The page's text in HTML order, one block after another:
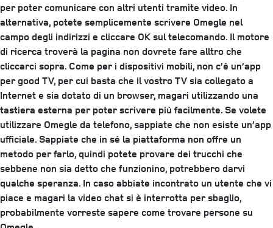
per poter comunicare con altri utenti tramite video. In
alternativa, potete semplicemente scrivere Omegle nel
campo degli indirizzi e cliccare OK sul telecomando. Il motore
di ricerca troverà la pagina non dovrete fare alltro che
cliccarci sopra. Come per i dispositivi mobili, non c’è un’app
per good TV, per cui basta che il vostro TV sia collegato a
Internet e sia dotato di un browser, magari utilizzando una
tastiera esterna per poter scrivere più facilmente. Se volete
utilizzare Omegle da telefono, sappiate che non esiste un’app
ufficiale. Sappiate che in sé la piattaforma non offre un
metodo per farlo, quindi potete provare dei trucchi che
sebbene non sia detto che funzionino, potrebbero darvi
qualche speranza. In caso abbiate incontrato un utente che vi
piace e magari la video chat si è interrotta per sbaglio,
probabilmente vorreste sapere come trovare persone su